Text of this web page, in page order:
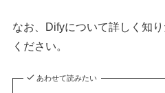
なお、Difyについて詳しく知
ください。
あわせて読みたい